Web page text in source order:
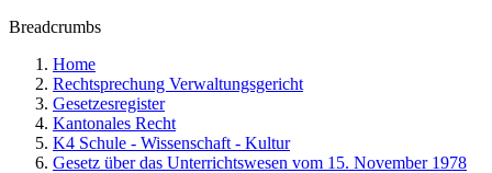
Breadcrumbs
Home
Rechtsprechung Verwaltungsgericht
Gesetzesregister
Kantonales Recht
K4 Schule - Wissenschaft - Kultur
Gesetz über das Unterrichtswesen vom 15. November 1978